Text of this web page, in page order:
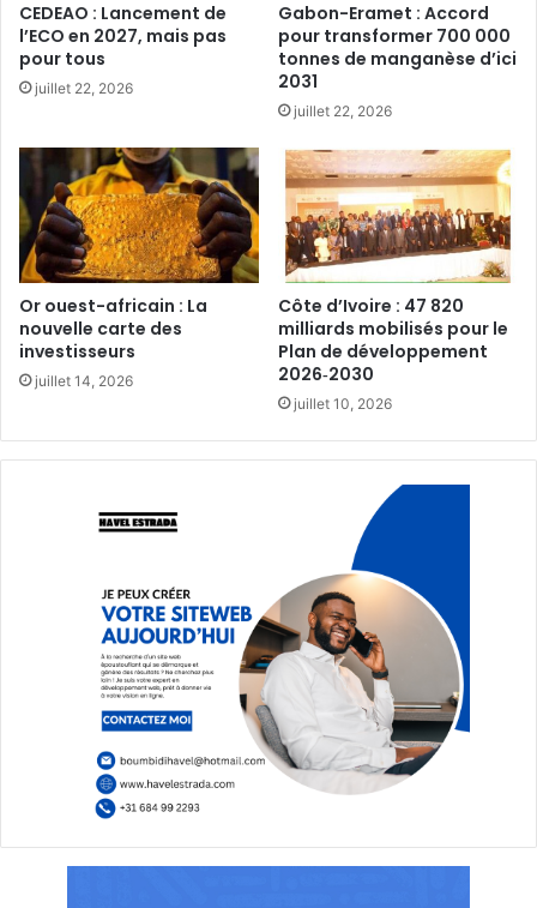
CEDEAO : Lancement de
l’ECO en 2027, mais pas
pour tous‎
juillet 22, 2026
Gabon-Eramet : Accord
pour transformer 700 000
tonnes de manganèse d’ici
2031
juillet 22, 2026
Or ouest-africain : La
nouvelle carte des
investisseurs‎
juillet 14, 2026
Côte d’Ivoire : 47 820
milliards mobilisés pour le
Plan de développement
2026‑2030‎
juillet 10, 2026